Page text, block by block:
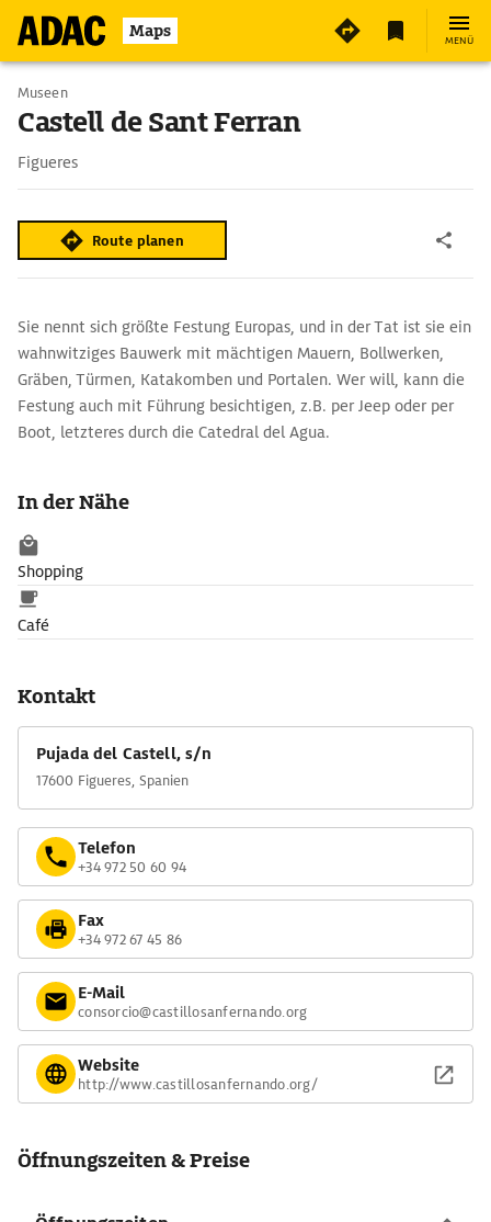
Maps MENÜ
Museen
Castell de Sant Ferran
Figueres
Route planen
Sie nennt sich größte Festung Europas, und in der Tat ist sie ein
wahnwitziges Bauwerk mit mächtigen Mauern, Bollwerken,
Gräben, Türmen, Katakomben und Portalen. Wer will, kann die
Festung auch mit Führung besichtigen, z.B. per Jeep oder per
Boot, letzteres durch die Catedral del Agua.
In der Nähe
Shopping
Café
Kontakt
Pujada del Castell, s/n
17600 Figueres, Spanien
Telefon
+34 972 50 60 94
Fax
+34 972 67 45 86
E-Mail
consorcio@castillosanfernando.org
Website
http://www.castillosanfernando.org/
Öffnungszeiten & Preise